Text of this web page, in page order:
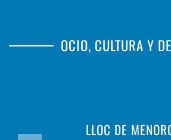
OCIO, CULTURA Y
LLOC DE